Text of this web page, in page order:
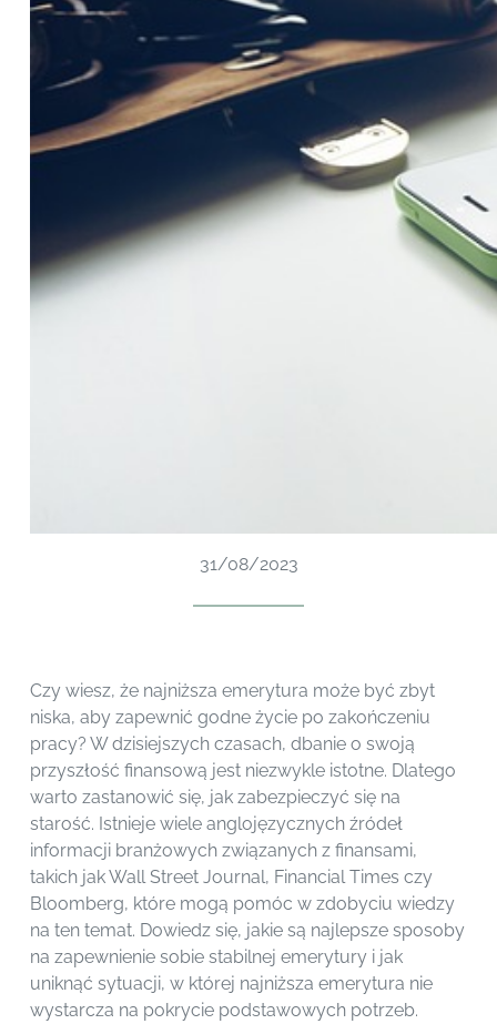
31/08/2023
Czy wiesz, że najniższa emerytura może być zbyt
niska, aby zapewnić godne życie po zakończeniu
pracy? W dzisiejszych czasach, dbanie o swoją
przyszłość finansową jest niezwykle istotne. Dlatego
warto zastanowić się, jak zabezpieczyć się na
starość. Istnieje wiele anglojęzycznych źródeł
informacji branżowych związanych z finansami,
takich jak Wall Street Journal, Financial Times czy
Bloomberg, które mogą pomóc w zdobyciu wiedzy
na ten temat. Dowiedz się, jakie są najlepsze sposoby
na zapewnienie sobie stabilnej emerytury i jak
uniknąć sytuacji, w której najniższa emerytura nie
wystarcza na pokrycie podstawowych potrzeb.